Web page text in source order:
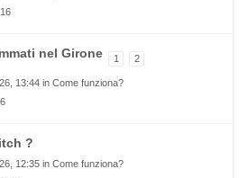
nel Girone 1 2
13:44 in Come funziona?
?
12:35 in Come funziona?